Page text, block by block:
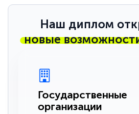
Наш диплом
новые
Государственные
организации